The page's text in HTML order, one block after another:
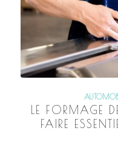
LE FORMAGE
FAIRE